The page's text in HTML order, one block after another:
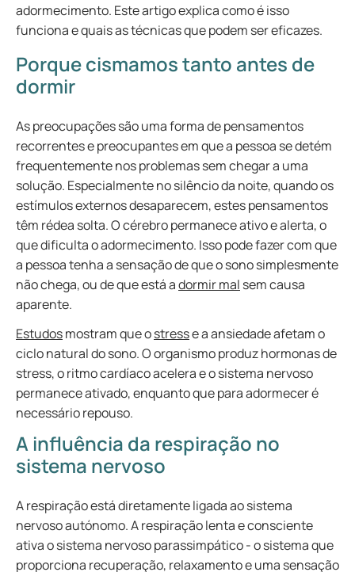
adormecimento. Este artigo explica como é isso
funciona e quais as técnicas que podem ser eficazes.
Porque cismamos tanto antes de
dormir
As preocupações são uma forma de pensamentos
recorrentes e preocupantes em que a pessoa se detém
frequentemente nos problemas sem chegar a uma
solução. Especialmente no silêncio da noite, quando os
estímulos externos desaparecem, estes pensamentos
têm rédea solta. O cérebro permanece ativo e alerta, o
que dificulta o adormecimento. Isso pode fazer com que
a pessoa tenha a sensação de que o sono simplesmente
não chega, ou de que está adormir mal sem causa
aparente.
Estudosmostram que ostresse a ansiedade afetam o
ciclo natural do sono. O organismo produz hormonas de
stress, o ritmo cardíaco acelera e o sistema nervoso
permanece ativado, enquanto que para adormecer é
necessário repouso.
A influência da respiração no
sistema nervoso
A respiração está diretamente ligada ao sistema
nervoso autónomo. A respiração lenta e consciente
ativa o sistema nervoso parassimpático - o sistema que
proporciona recuperação, relaxamento e uma sensação